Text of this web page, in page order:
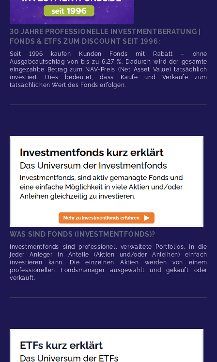
30 JAHRE PROFESSIONELLE INVESTMENTBERATUNG |
FONDS & ETFS ZUM DISCOUNT SEIT 1996:
Seit 1996 kaufen Kunden Fonds mit Rabatt – ohne
Ausgabeaufschlag von bis zu 6,27 %. Dadurch wird der gesamte
eingezahlte Betrag zum NAV-Preis (Net Asset Value) tatsächlich
investiert. Dies bedeutet, dass Käufe und Verkäufe zum
tatsächlichen Wert des Fonds erfolgen.
WAS SIND FONDS (INVESTMENTFONDS)?
Investmentfonds sind professionell verwaltete Portfolios, in die
jeder Anleger in Anteile (Aktien und/oder Anleihen) einfach
investieren kann. Die einzelnen Aktien werden von einem
professionellen Fondsmanager ausgewählt und gekauft oder
verkauft.